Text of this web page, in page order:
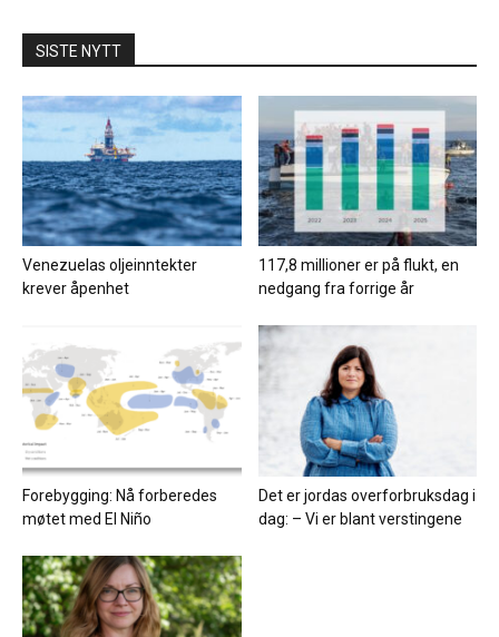
SISTE NYTT
Venezuelas oljeinntekter
krever åpenhet
117,8 millioner er på flukt, en
nedgang fra forrige år
Forebygging: Nå forberedes
møtet med El Niño
Det er jordas overforbruksdag i
dag: – Vi er blant verstingene